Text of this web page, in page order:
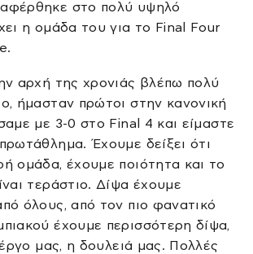
στο πολύ υψηλό
η ομάδα του για το Final Four
αρχή της χρονιάς βλέπω πολύ
ήμασταν πρώτοι στην κανονική
με 3-0 στο Final 4 και είμαστε
Έχουμε δείξει ότι
ομάδα, έχουμε ποιότητα και το
τεράστιο. Δίψα έχουμε
όλους, από τον πιο φανατικό
έχουμε περισσότερη δίψα,
έργο μας, η δουλειά μας. Πολλές